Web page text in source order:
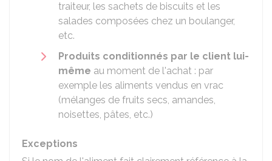
traiteur, les sachets de biscuits et les
salades composées chez un boulanger,
etc.
Produits conditionnés par le client lui-
même au moment de l'achat : par
exemple les aliments vendus en vrac
(mélanges de fruits secs, amandes,
noisettes, pâtes, etc.)
Exceptions